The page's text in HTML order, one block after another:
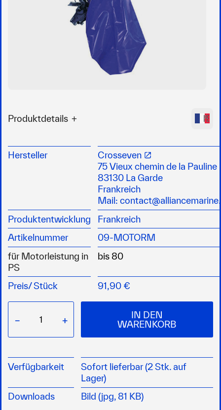
Produktdetails
zuverlässigen Schutz der Basiselemente
Wärmeverschweißte Nähte für perfekte
Blaue Ausführung für klare Sichtbarkeit und
professionelle Optik
Geeignet für Außenbordmotoren, mit Ösen zur
einfachen Befestigung mittels Expanderseil
In mehreren Größen verfügbar
Zubehör wie Gummiseil oder Leine nicht
enthalten
wasserexponierten Bereichen
Hersteller
Crosseven
75 Vieux chemin de la Pauline
83130 La Garde
Frankreich
Mail:
Produktentwicklung
Frankreich
Artikelnummer
09-MOTORM
für Motorleistung in
PS
Preis/Stück 91,90 €
− +
IN DEN
WARENKORB
Verfügbarkeit
Sofort lieferbar (2 Stk. auf
Lager)
Downloads
Bild (jpg, 81 KB)